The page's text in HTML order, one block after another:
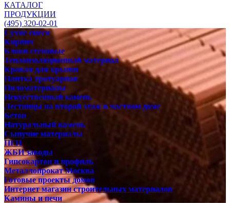
КАТАЛОГ
ПРОДУКЦИИ
(495) 320-02-01
Сухие смеси
Кирпич
Блоки стеновые
Теплоизоляционный материал
Кровля для крыши
Плитка тротуарная
Пиломатериалы
Искусственный камень
Лестницы на второй этаж в частном доме
Бетон
Натуральный камень
Сыпучие материалы
ПГП
ЖБИ заводы
Гипсокартон и профиль
Металлопрокат Москва
Готовые проекты домов
Интернет магазин строительных материалов
Камины и печи